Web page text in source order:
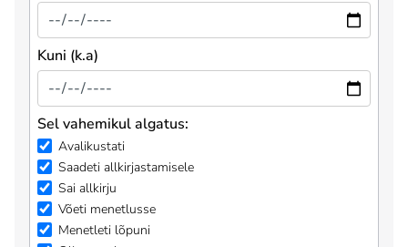
Kuni (k.a)
Sel vahemikul algatus:
Avalikustati
Saadeti allkirjastamisele
Sai allkirju
Võeti menetlusse
Menetleti lõpuni